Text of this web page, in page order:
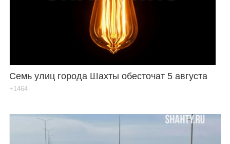
Семь улиц города Шахты обесточат 5 августа
+1464